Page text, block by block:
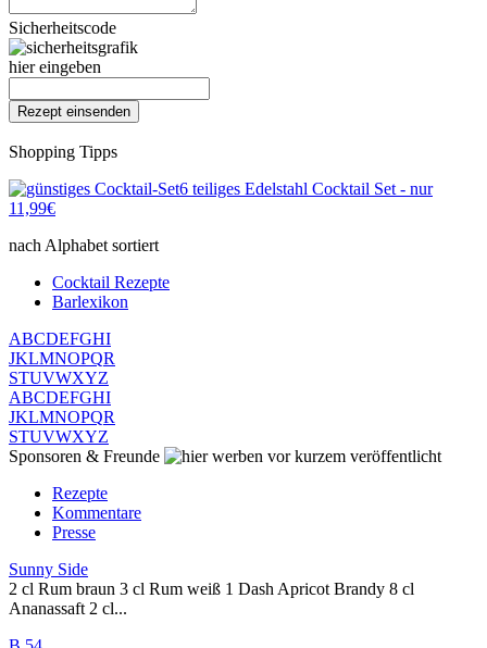
Sicherheitscode
hier eingeben
Shopping Tipps
6 teiliges Edelstahl Cocktail Set - nur
11,99€
nach Alphabet sortiert
Cocktail Rezepte
Barlexikon
ABCDEFGHI
JKLMNOPQR
STUVWXYZ
ABCDEFGHI
JKLMNOPQR
STUVWXYZ
Sponsoren & Freunde
vor kurzem veröffentlicht
Rezepte
Kommentare
Presse
Sunny Side
2 cl Rum braun 3 cl Rum weiß 1 Dash Apricot Brandy 8 cl
Ananassaft 2 cl...